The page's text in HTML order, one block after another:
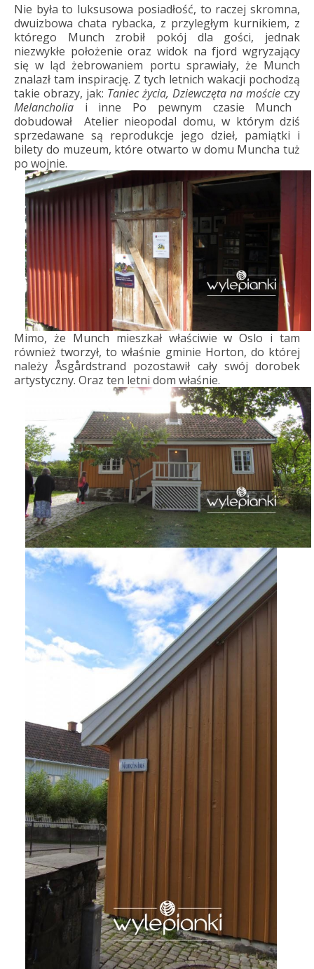
Nie była to luksusowa posiadłość, to raczej skromna,
dwuizbowa chata rybacka, z przyległym kurnikiem, z
którego Munch zrobił pokój dla gości, jednak
niezwykłe położenie oraz widok na fjord wgryzający
się w ląd żebrowaniem portu sprawiały, że Munch
znalazł tam inspirację. Z tych letnich wakacji pochodzą
takie obrazy, jak: Taniec życia, Dziewczęta na moście czy
Melancholia i inne Po pewnym czasie Munch
dobudował Atelier nieopodal domu, w którym dziś
sprzedawane są reprodukcje jego dzieł, pamiątki i
bilety do muzeum, które otwarto w domu Muncha tuż
po wojnie.
Mimo, że Munch mieszkał właściwie w Oslo i tam
również tworzył, to właśnie gminie Horton, do której
należy Åsgårdstrand pozostawił cały swój dorobek
artystyczny. Oraz ten letni dom właśnie.